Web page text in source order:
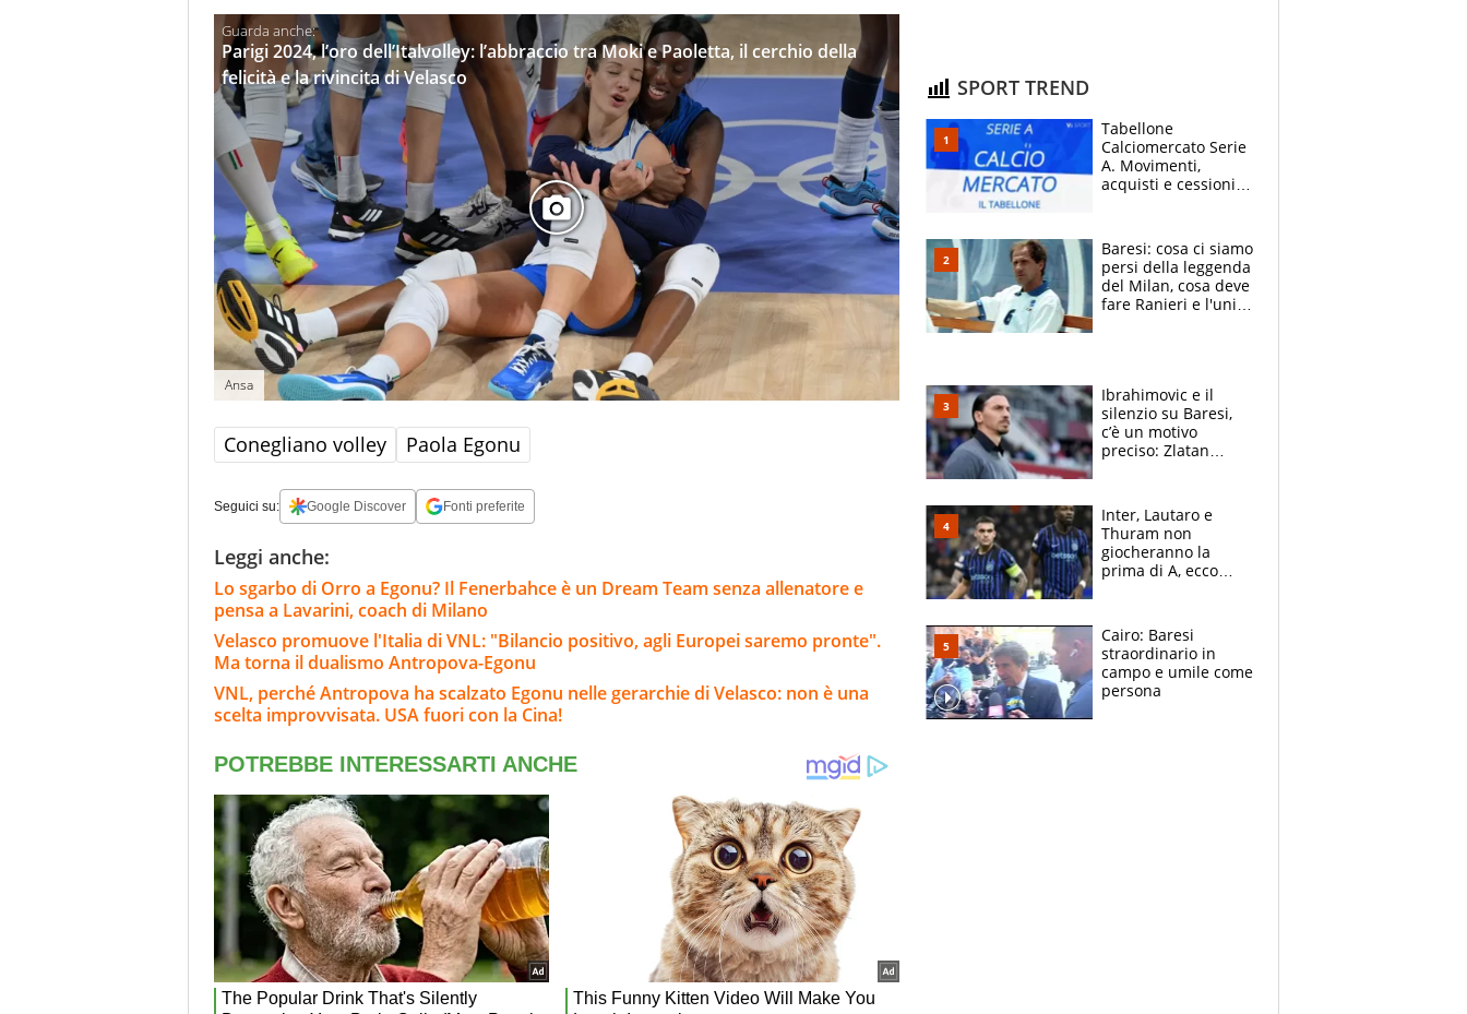
Parigi 2024, l’oro dell’Italvolley: l’abbraccio tra Moki e Paoletta, il cerchio della
felicità e la rivincita di Velasco
Ansa
Conegliano volley Paola Egonu
Seguici su: Google Discover Fonti preferite
Leggi anche:
Lo sgarbo di Orro a Egonu? Il Fenerbahce è un Dream Team senza allenatore e
pensa a Lavarini, coach di Milano
Velasco promuove l'Italia di VNL: "Bilancio positivo, agli Europei saremo pronte".
Ma torna il dualismo Antropova-Egonu
VNL, perché Antropova ha scalzato Egonu nelle gerarchie di Velasco: non è una
scelta improvvisata. USA fuori con la Cina!
SPORT TREND
Tabellone
Calciomercato Serie
A. Movimenti,
acquisti e cessioni:
Baresi: cosa ci siamo
persi della leggenda
del Milan, cosa deve
fare Ranieri e l'unico
Ibrahimovic e il
silenzio su Baresi,
c’è un motivo
preciso: Zlatan
e dalla morte di
Raiola
Inter, Lautaro e
Thuram non
giocheranno la
prima di A, ecco
Esposito ma la
garanzia è Stankovic
Cairo: Baresi
straordinario in
campo e umile come
persona